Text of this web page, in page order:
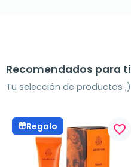
Recomendados para ti
Tu selección de productos ;)
Regalo favorite_border